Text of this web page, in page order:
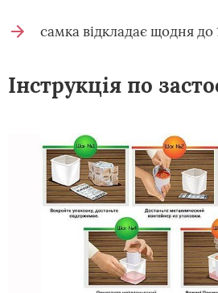
самка відкладає щодня до
Інструкція по